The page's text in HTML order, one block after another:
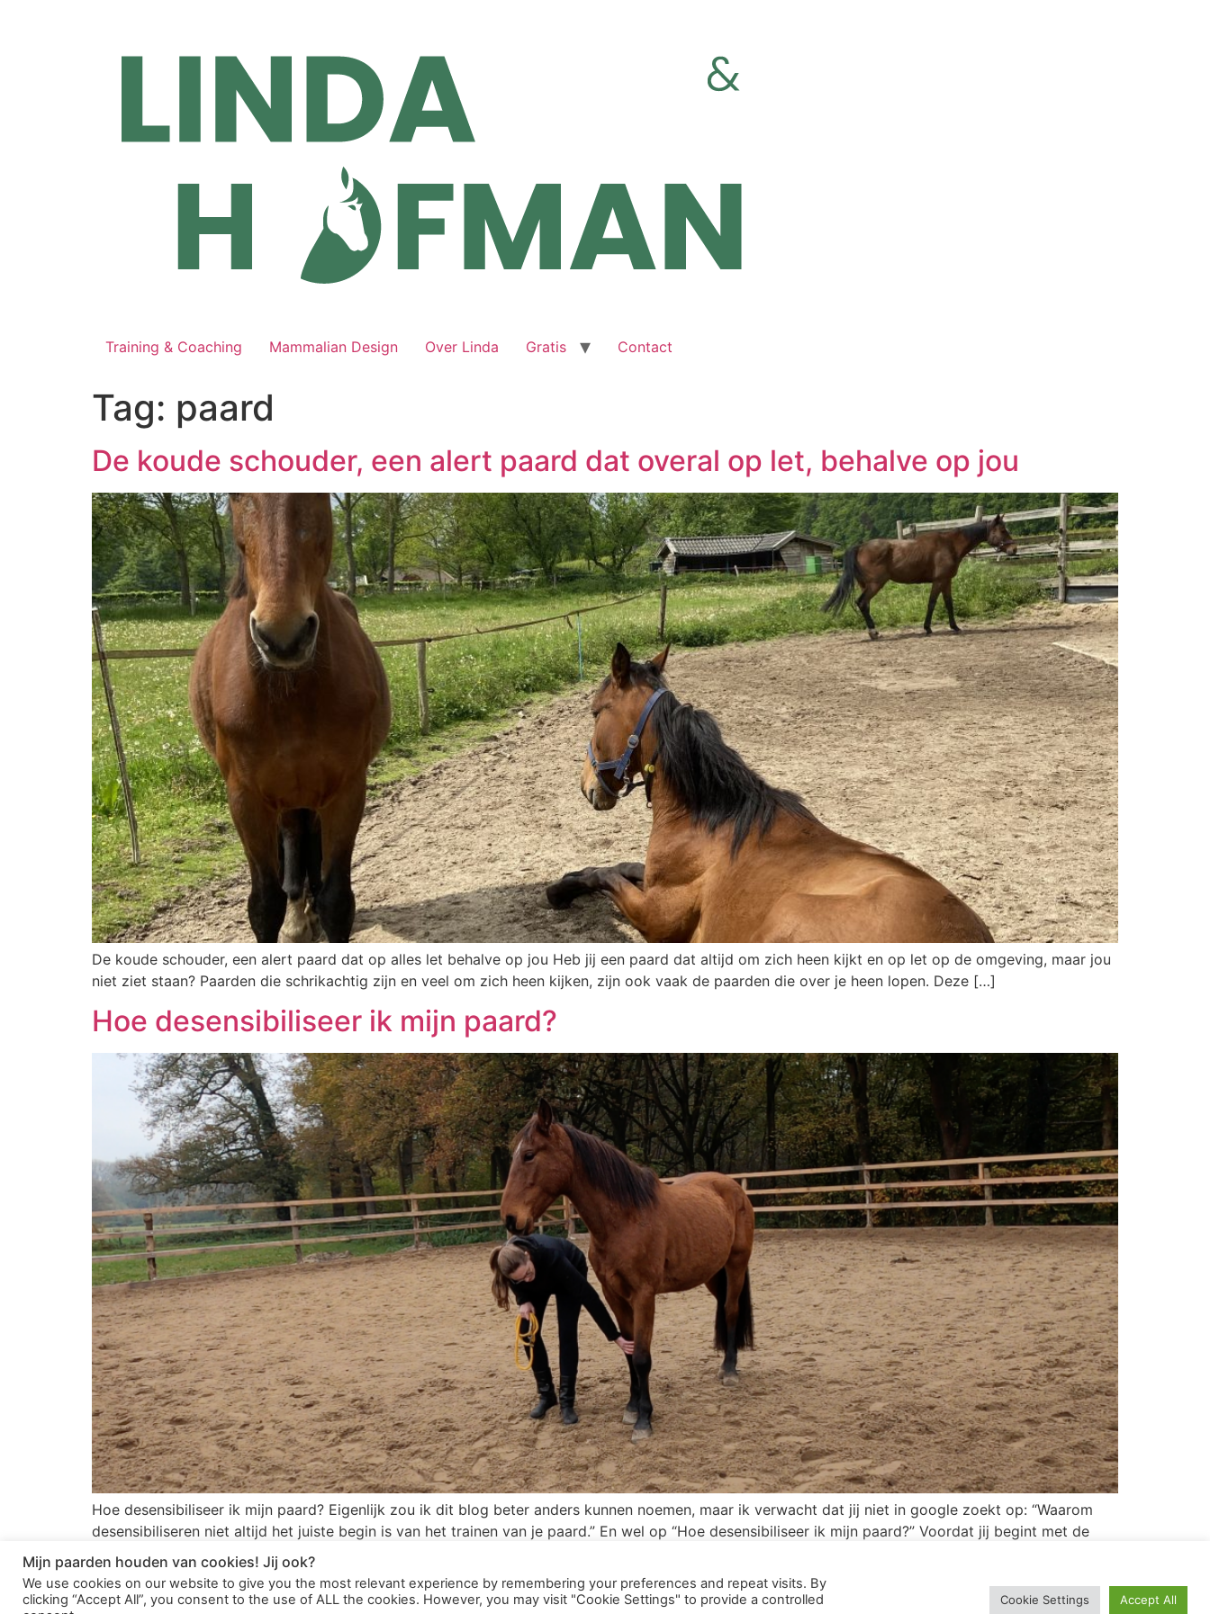
Training & Coaching Mammalian Design Over Linda Gratis Contact
Tag: paard
De koude schouder, een alert paard dat overal op let, behalve op jou
De koude schouder, een alert paard dat op alles let behalve op jou Heb jij een paard dat altijd om zich heen kijkt en op let op de omgeving, maar jou
niet ziet staan? Paarden die schrikachtig zijn en veel om zich heen kijken, zijn ook vaak de paarden die over je heen lopen. Deze […]
Hoe desensibiliseer ik mijn paard?
Hoe desensibiliseer ik mijn paard? Eigenlijk zou ik dit blog beter anders kunnen noemen, maar ik verwacht dat jij niet in google zoekt op: “Waarom
desensibiliseren niet altijd het juiste begin is van het trainen van je paard.” En wel op “Hoe desensibiliseer ik mijn paard?” Voordat jij begint met de
training van jouw jonge […]
Contact Privacy Policy
Mijn paarden houden van cookies! Jij ook?
We use cookies on our website to give you the most relevant experience by remembering your preferences and repeat visits. By
clicking “Accept All”, you consent to the use of ALL the cookies. However, you may visit "Cookie Settings" to provide a controlled
Cookie Settings Accept All